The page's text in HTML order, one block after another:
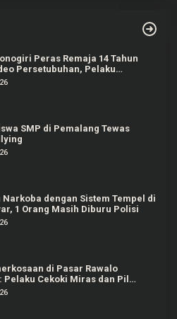
Peras Remaja 14 Tahun
Persetubuhan, Pelaku
SMP di Pemalang Tewas
dengan Sistem Tempel di
1 Orang Masih Diburu Polisi
di Pasar Rawalo
Pelaku Cekoki Miras dan Pil